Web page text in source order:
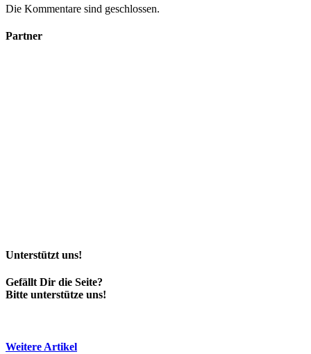
Die Kommentare sind geschlossen.
Partner
Unterstützt uns!
Gefällt Dir die Seite?
Bitte unterstütze uns!
Weitere Artikel